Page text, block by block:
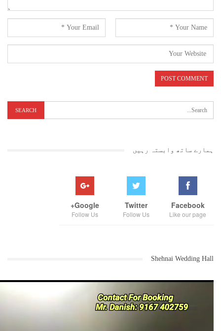
ہمارے ساتھ وابستہ رہیں
Facebook
Like our page
Twitter
Follow Us
Google+
Follow Us
Shehnai Wedding Hall